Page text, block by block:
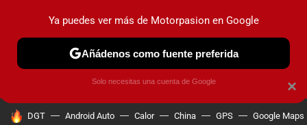
PRUEBAS COCHES ELÉCTRICOS OBSERVATORIO
HOY SE HABLA DE
DGT Android Auto Calor China GPS Google Maps
×
Ya puedes ver más de Motorpasion en Google
Añádenos como fuente preferida
Solo necesitas una cuenta de Google